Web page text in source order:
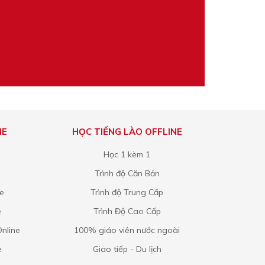
HỌC TIẾNG LÀO OFFLINE
Học 1 kèm 1
Trình độ Căn Bản
Trình độ Trung Cấp
Trình Độ Cao Cấp
100% giáo viên nước ngoài
Giao tiếp - Du lịch